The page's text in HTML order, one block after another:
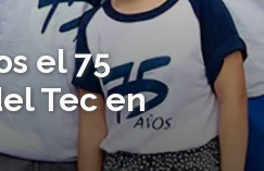
el 75
Tec en